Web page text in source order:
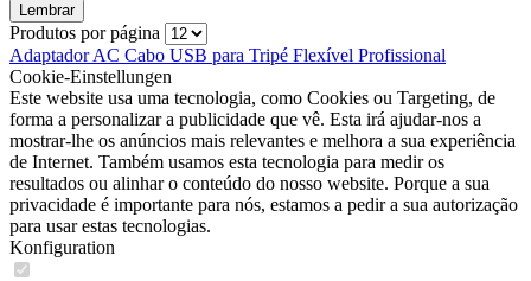
Lembrar
Produtos por página
Adaptador AC Cabo USB para Tripé Flexível Profissional
Cookie-Einstellungen
Este website usa uma tecnologia, como Cookies ou Targeting, de
forma a personalizar a publicidade que vê. Esta irá ajudar-nos a
mostrar-lhe os anúncios mais relevantes e melhora a sua experiência
de Internet. Também usamos esta tecnologia para medir os
resultados ou alinhar o conteúdo do nosso website. Porque a sua
privacidade é importante para nós, estamos a pedir a sua autorização
para usar estas tecnologias.
Konfiguration